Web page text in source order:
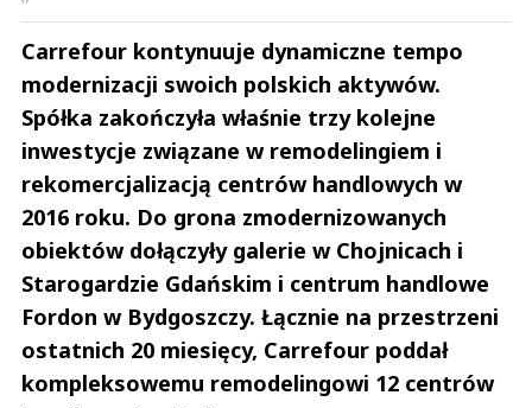
Carrefour kontynuuje dynamiczne tempo
modernizacji swoich polskich aktywów.
Spółka zakończyła właśnie trzy kolejne
inwestycje związane w remodelingiem i
rekomercjalizacją centrów handlowych w
2016 roku. Do grona zmodernizowanych
obiektów dołączyły galerie w Chojnicach i
Starogardzie Gdańskim i centrum handlowe
Fordon w Bydgoszczy. Łącznie na przestrzeni
ostatnich 20 miesięcy, Carrefour poddał
kompleksowemu remodelingowi 12 centrów